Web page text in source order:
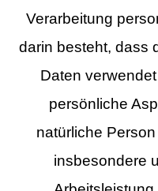
Verarbeitung
darin besteht, dass
Daten
persönliche
natürliche
insbesondere